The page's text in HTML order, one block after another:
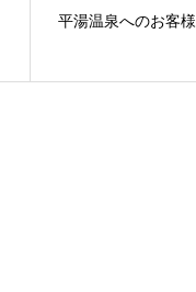
平湯温泉へのお客様